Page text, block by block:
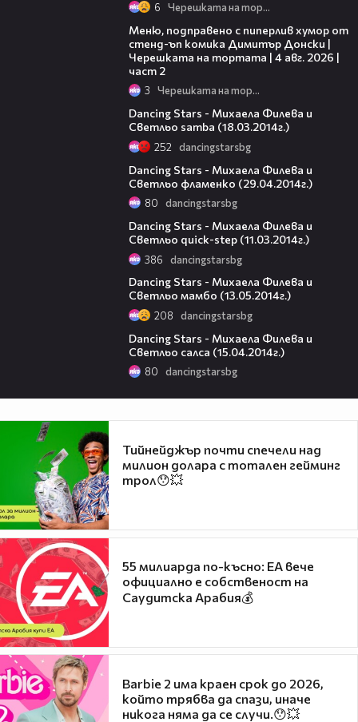
6 Черешката на тортата
Меню, подправено с пиперлив хумор от
стенд-ъп комика Димитър Донски |
Черешката на тортата | 4 авг. 2026 |
част 2
3 Черешката на тортата
Dancing Stars - Михаела Филева и
Светльо samba (18.03.2014г.)
252 dancingstarsbg
Dancing Stars - Михаела Филева и
Светльо фламенко (29.04.2014г.)
80 dancingstarsbg
Dancing Stars - Михаела Филева и
Светльо quick-step (11.03.2014г.)
386 dancingstarsbg
Dancing Stars - Михаела Филева и
Светльо мамбо (13.05.2014г.)
208 dancingstarsbg
Dancing Stars - Михаела Филева и
Светльо салса (15.04.2014г.)
80 dancingstarsbg
Тийнейджър почти спечели над
милион долара с тотален гейминг
трол😯💥
55 милиарда по-късно: EA вече
официално е собственост на
Саудитска Арабия💰
Barbie 2 има краен срок до 2026,
който трябва да спази, иначе
никога няма да се случи.😯💥